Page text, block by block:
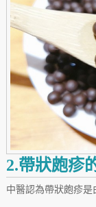
2.帶狀皰疹
中醫認為帶狀皰疹